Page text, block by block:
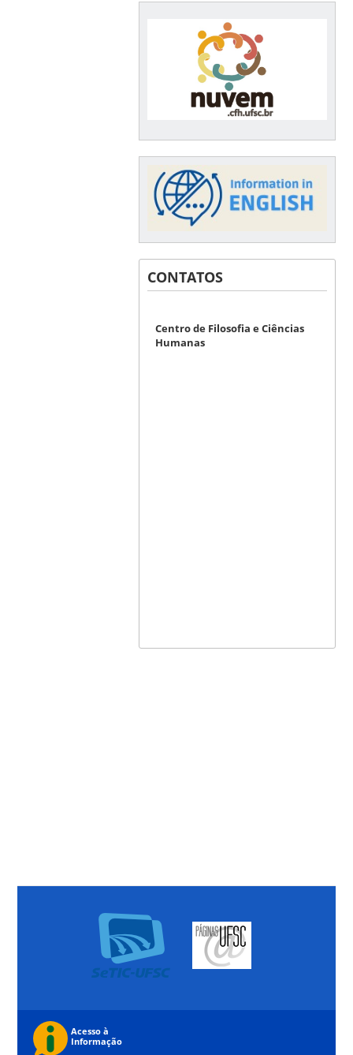
CONTATOS
Centro de Filosofia e Ciências
Humanas